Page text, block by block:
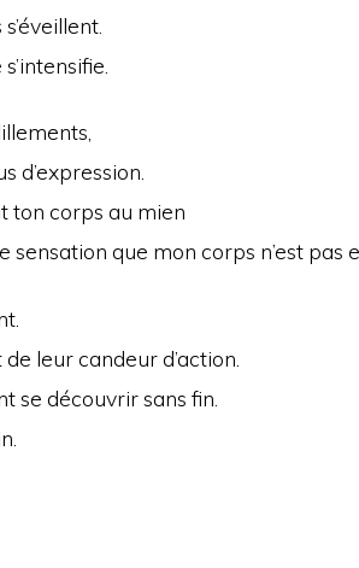
d’expression.
ton corps au mien
que mon corps n’est pas
leur candeur d’action.
se découvrir sans fin.